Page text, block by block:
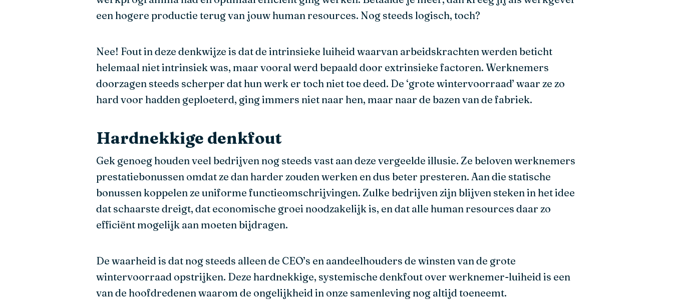
een hogere productie terug van jouw human resources. Nog steeds logisch, toch?
Nee! Fout in deze denkwijze is dat de intrinsieke luiheid waarvan arbeidskrachten werden beticht
helemaal niet intrinsiek was, maar vooral werd bepaald door extrinsieke factoren. Werknemers
doorzagen steeds scherper dat hun werk er toch niet toe deed. De ‘grote wintervoorraad’ waar ze zo
hard voor hadden geploeterd, ging immers niet naar hen, maar naar de bazen van de fabriek.
Hardnekkige denkfout
Gek genoeg houden veel bedrijven nog steeds vast aan deze vergeelde illusie. Ze beloven werknemers
prestatiebonussen omdat ze dan harder zouden werken en dus beter presteren. Aan die statische
bonussen koppelen ze uniforme functieomschrijvingen. Zulke bedrijven zijn blijven steken in het idee
dat schaarste dreigt, dat economische groei noodzakelijk is, en dat alle human resources daar zo
efficiënt mogelijk aan moeten bijdragen.
De waarheid is dat nog steeds alleen de CEO’s en aandeelhouders de winsten van de grote
wintervoorraad opstrijken. Deze hardnekkige, systemische denkfout over werknemer-luiheid is een
van de hoofdredenen waarom de ongelijkheid in onze samenleving nog altijd toeneemt.